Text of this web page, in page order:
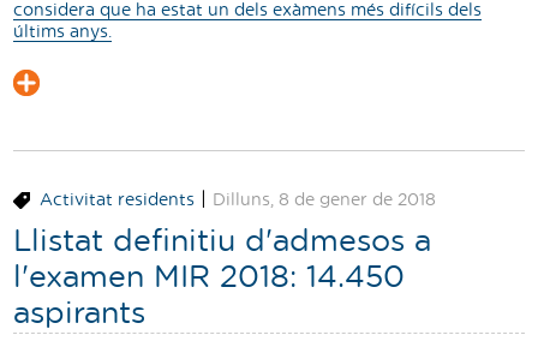
Cercador
Segueix-nos:
considera que ha estat un dels exàmens més difícils dels
últims anys.
Activitat residents| Dilluns, 8 de gener de 2018
Llistat definitiu d'admesos a
l'examen MIR 2018: 14.450
aspirants